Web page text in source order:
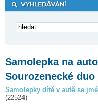
Samolepka na
Sourozenecké duo
Samolepky dítě v autě se
(22524)